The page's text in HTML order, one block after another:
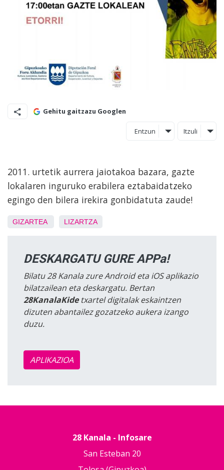
Gehitu gaitzazu Googlen
Entzun Itzuli
2011. urtetik aurrera jaiotakoa bazara, gazte
lokalaren inguruko erabilera eztabaidatzeko
egingo den bilera irekira gonbidatuta zaude!
GIZARTEA LIZARTZA
DESKARGATU GURE APPa!
Bilatu 28 Kanala zure Android eta iOS aplikazio
bilatzailean eta deskargatu. Bertan
28KanalaKidetxartel digitalak eskaintzen
dizuten abantailez gozatzeko aukera izango
duzu.
APLIKAZIOA
28 Kanala - Infosare
San Esteban 20